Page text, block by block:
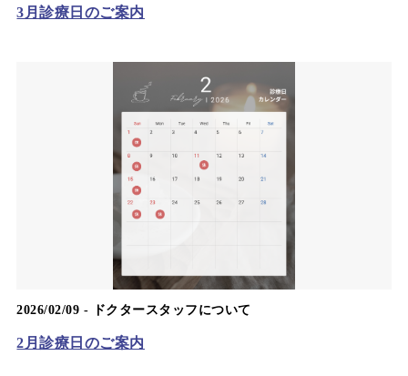
3月診療日のご案内
2026/02/09 - ドクタースタッフについて
2月診療日のご案内